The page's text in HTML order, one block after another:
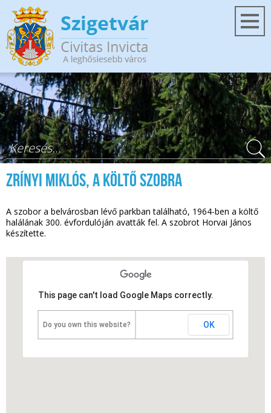
Ugrás a tartalomra
Keresés űrlap
Zrínyi Miklós, a költő szobra
A szobor a belvárosban lévő parkban található, 1964-ben a költő
halálának 300. évfordulóján avatták fel. A szobrot Horvai János
készítette.
This page can't load Google Maps correctly.
Do you own this website? OK